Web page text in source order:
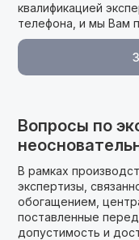
квалификацией
телефона, и мы Вам
Вопросы по
В рамках
экспертизы,
обогащением,
поставленные
допустимость и